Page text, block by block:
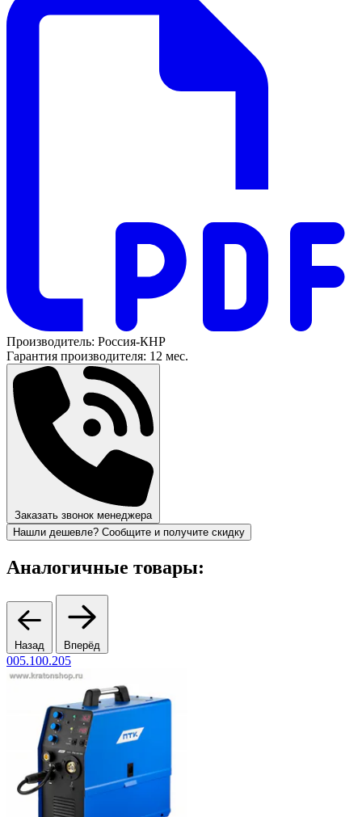
Производитель: Россия-КНР
Гарантия производителя: 12 мес.
Заказать звонок менеджера
Нашли дешевле? Сообщите и получите скидку
Аналогичные товары:
Назад Вперёд
005.100.205